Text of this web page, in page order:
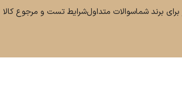
برند شماسوالات متداولشرایط تست و مرجوع کالا